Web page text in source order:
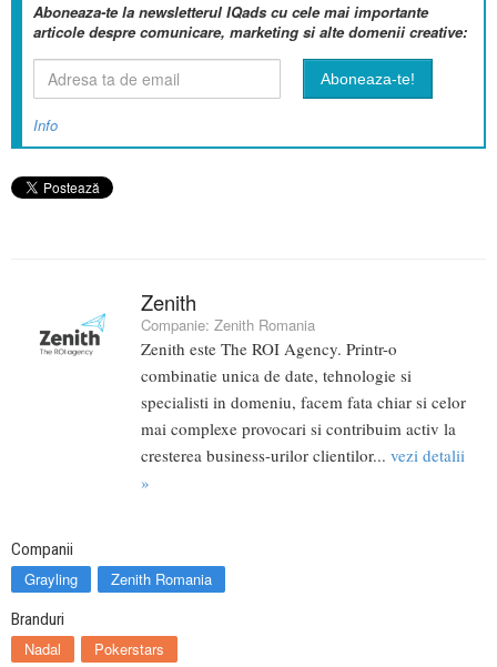
Aboneaza-te la newsletterul IQads cu cele mai importante
articole despre comunicare, marketing si alte domenii creative:
Info
Zenith
Companie: Zenith Romania
Zenith este The ROI Agency. Printr-o
combinatie unica de date, tehnologie si
specialisti in domeniu, facem fata chiar si celor
mai complexe provocari si contribuim activ la
cresterea business-urilor clientilor... vezi detalii
»
Companii
Grayling Zenith Romania
Branduri
Nadal Pokerstars